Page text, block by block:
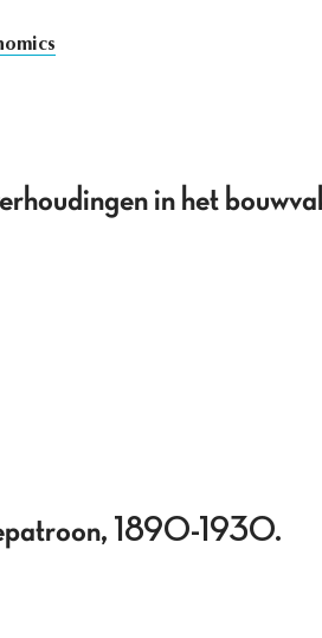
in het
1890-1930.